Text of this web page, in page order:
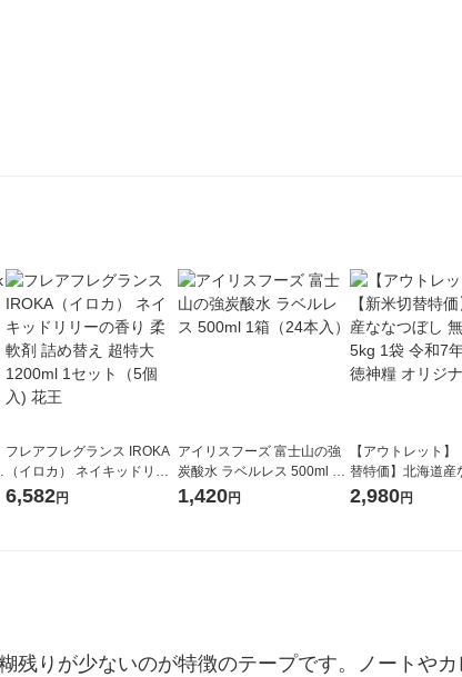
フレアフレグランス IROKA
（イロカ） ネイキッドリリ
ーの香り 柔軟剤 詰め替え 超
6,582円
アイリスフーズ 富士山の強
炭酸水 ラベルレス 500ml 1
箱（24本入）
1,420円
【アウトレット】
替特価】北海道産
し 無洗米 5kg 1袋
2,980円
残りが少ないのが特徴のテープです。ノートや